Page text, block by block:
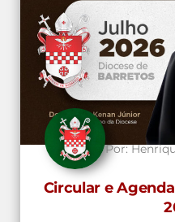
Por:
Circular e